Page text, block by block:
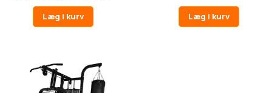
Læg i kurv Læg i kurv